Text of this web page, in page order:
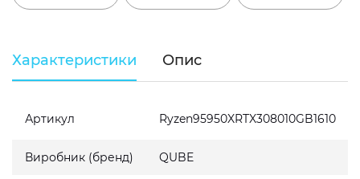
Характеристики Опис
Артикул Ryzen95950XRTX308010GB1610
Виробник (бренд) QUBE